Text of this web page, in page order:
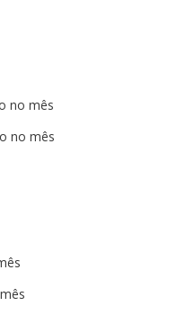
no mês
no mês